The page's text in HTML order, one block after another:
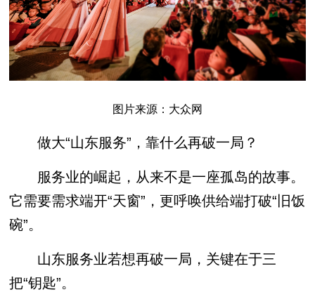
图片来源：大众网
做大“山东服务”，靠什么再破一局？
服务业的崛起，从来不是一座孤岛的故事。
它需要需求端开“天窗”，更呼唤供给端打破“旧饭
碗”。
山东服务业若想再破一局，关键在于三
把“钥匙”。